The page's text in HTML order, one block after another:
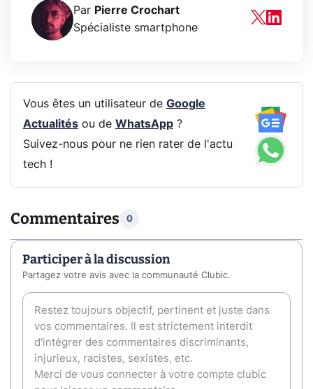
Par Pierre Crochart
Spécialiste smartphone
Vous êtes un utilisateur de Google
Actualitésou de WhatsApp?
Suivez-nous pour ne rien rater de l'actu
tech !
Commentaires 0
Participer à la discussion
Partagez votre avis avec la communauté Clubic.